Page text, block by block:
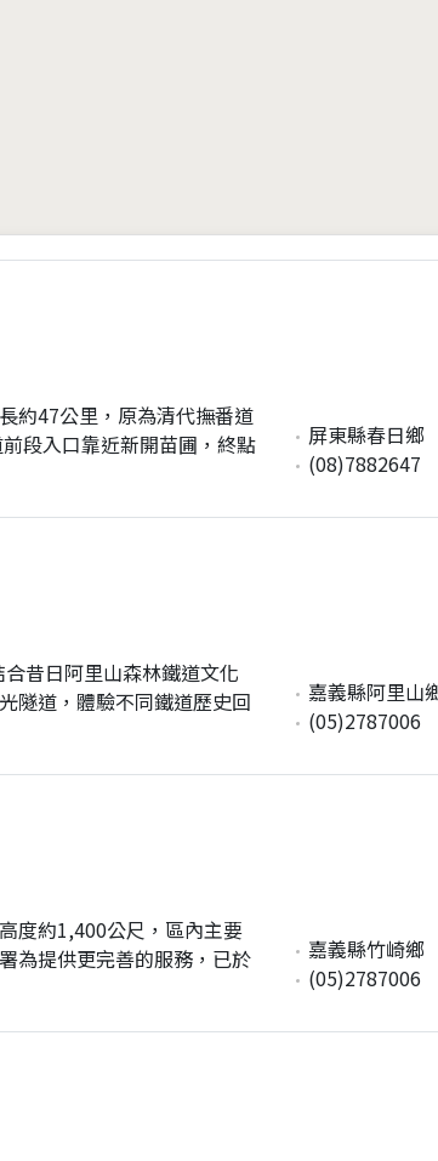
約47公里，原為清代撫番道
段入口靠近新開苗圃，終點
屏東縣春日鄉
(08)7882647
昔日阿里山森林鐵道文化
隧道，體驗不同鐵道歷史回
嘉義縣阿里山
(05)2787006
度約1,400公尺，區內主要
為提供更完善的服務，已於
嘉義縣竹崎鄉
(05)2787006